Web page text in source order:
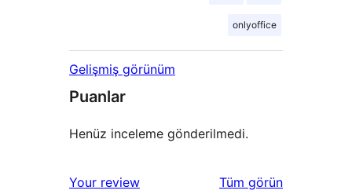
onlyoffice
Gelişmiş görünüm
Puanlar
Henüz inceleme gönderilmedi.
Your review Tüm değerlendirmeleri
görün